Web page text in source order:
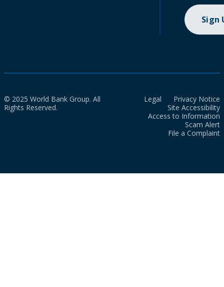
Sign
© 2025 World Bank Group. All
Rights Reserved.
Legal
Privacy Notice
Site Accessibility
Access to Information
Scam Alert
File a Complaint